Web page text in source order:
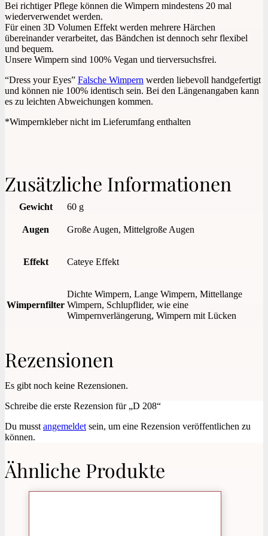
Bei richtiger Pflege können die Wimpern mindestens 20 mal
wiederverwendet werden.
Für einen 3D Volumen Effekt werden mehrere Härchen
übereinander verarbeitet, das Bändchen ist dennoch sehr flexibel
und bequem.
Unsere Wimpern sind 100% Vegan und tierversuchsfrei.
“Dress your Eyes” Falsche Wimpern werden liebevoll handgefertigt
und können nie 100% identisch sein. Bei den Längenangaben kann
es zu leichten Abweichungen kommen.
*Wimpernkleber nicht im Lieferumfang enthalten
Zusätzliche Informationen
Gewicht 60 g
Augen Große Augen, Mittelgroße Augen
Effekt Cateye Effekt
Wimpernfilter
Dichte Wimpern, Lange Wimpern, Mittellange
Wimpern, Schlupflider, wie eine
Wimpernverlängerung, Wimpern mit Lücken
Rezensionen
Es gibt noch keine Rezensionen.
Schreibe die erste Rezension für „D 208“
Du musstangemeldetsein, um eine Rezension veröffentlichen zu
können.
Ähnliche Produkte